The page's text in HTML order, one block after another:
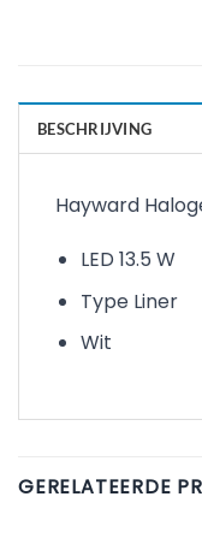
BESCHRIJVING
Hayward
LED 13.5 W
Type Liner
Wit
GERELATEERDE